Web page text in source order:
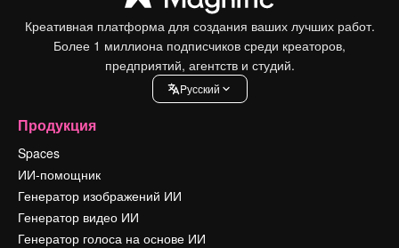
Креативная платформа для создания ваших лучших работ.
Более 1 миллиона подписчиков среди креаторов,
предприятий, агентств и студий.
Pусский
Продукция
Spaces
ИИ-помощник
Генератор изображений ИИ
Генератор видео ИИ
Генератор голоса на основе ИИ